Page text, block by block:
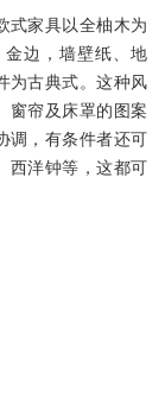
式家具以全柚木为
边，墙壁纸、地
为古典式。这种风
窗帘及床罩的图案
调，有条件者还可
西洋钟等，这都可